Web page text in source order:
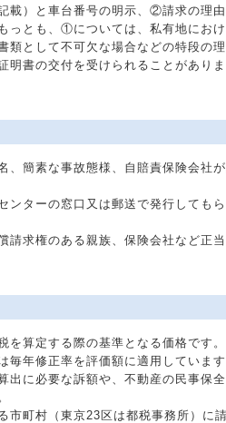
載）と車台番号の明示、②請求の理由
っとも、①については、私有地にお
類として不可欠な場合などの特段の
明書の交付を受けられることがありま
、簡素な事故態様、自賠責保険会社
ターの窓口又は郵送で発行してもら
請求権のある親族、保険会社など正
を算定する際の基準となる価格です
年修正率を評価額に適用しています
出に必要な訴額や、不動産の民事保
市町村（東京23区は都税事務所）に